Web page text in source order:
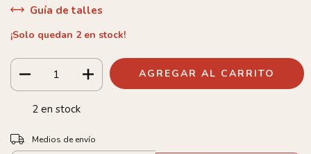
Guía de talles
¡Solo quedan 2en stock!
2 en stock
Entregas para el CP:
Medios de envío